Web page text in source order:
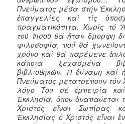
Πνεύματος μέσα στήν
ἐπαγγελίες καί τίς
πραγματικότητα. Χωρίς τό
τοῦ Ἰησοῦ θά ἦταν ὄμορφη
φιλοσοφία, πού θά
χρόνο καί θά παρέμενε
κάποια ξεχασμένα
βιβλιοθηκῶν. Ἡ δύναμη καί
Πνεύματος μετατρέπουν τόν
λόγο Του σέ ἐμπειρία
Ἐκκλησία, ὅπου ἀναπαύεται
Χριστός εἶναι Σωτήρας
Ἐκκλησίας ὁ Χριστός εἶναι